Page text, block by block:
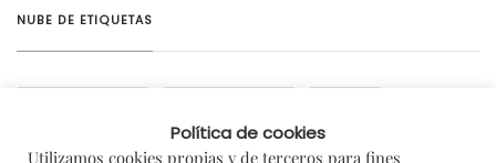
NUBE DE ETIQUETAS
NOTAS DE PRENSA RIBERA DEL DUERO
Política de cookies
Utilizamos cookies propias y de terceros para fines